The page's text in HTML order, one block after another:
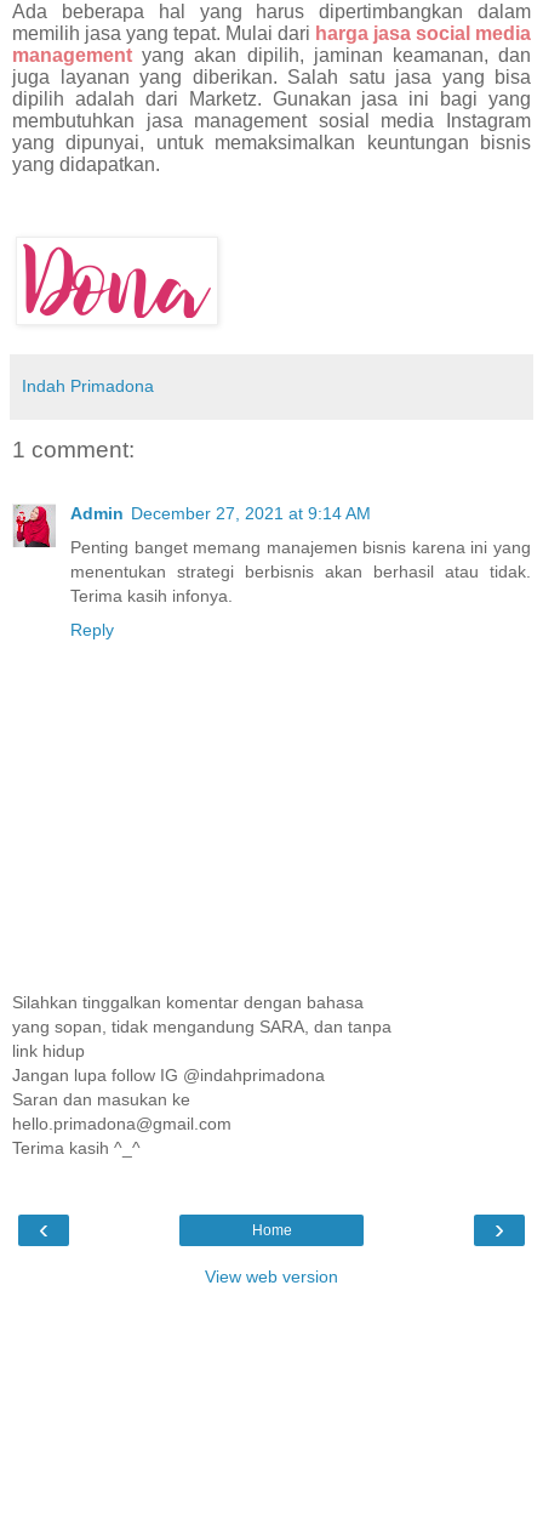
Ada beberapa hal yang harus dipertimbangkan dalam
memilih jasa yang tepat. Mulai dari harga jasa social media
management yang akan dipilih, jaminan keamanan, dan
juga layanan yang diberikan. Salah satu jasa yang bisa
dipilih adalah dari Marketz. Gunakan jasa ini bagi yang
membutuhkan jasa management sosial media Instagram
yang dipunyai, untuk memaksimalkan keuntungan bisnis
yang didapatkan.
Indah Primadona
1 comment:
Admin December 27, 2021 at 9:14 AM
Penting banget memang manajemen bisnis karena ini yang
menentukan strategi berbisnis akan berhasil atau tidak.
Terima kasih infonya.
Reply
Silahkan tinggalkan komentar dengan bahasa
yang sopan, tidak mengandung SARA, dan tanpa
link hidup
Jangan lupa follow IG @indahprimadona
Saran dan masukan ke
hello.primadona@gmail.com
Terima kasih ^_^
‹ ›
Home
View web version